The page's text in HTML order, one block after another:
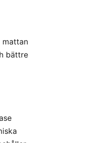
mattan
bättre